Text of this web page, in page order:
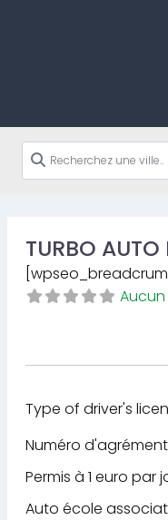
TURBO AUTO
Type of driver's
Numéro d'agrément
Permis à 1 euro par
Auto école